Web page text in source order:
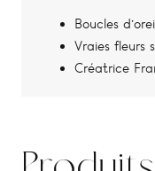
Boucles
Vraies fleurs
Créatrice